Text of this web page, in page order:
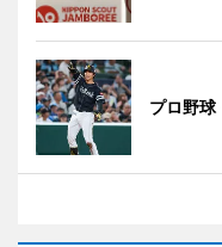
プロ野